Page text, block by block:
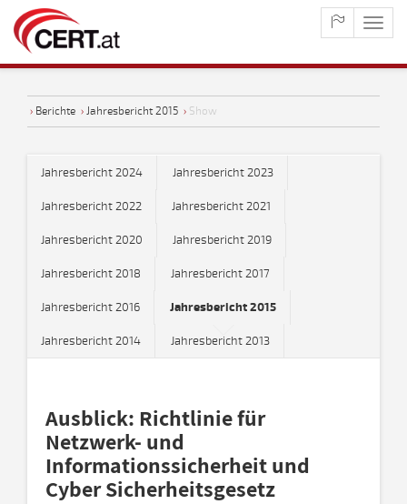
› Berichte › Jahresbericht 2015 › Show
Jahresbericht 2024 Jahresbericht 2023
Jahresbericht 2022 Jahresbericht 2021
Jahresbericht 2020 Jahresbericht 2019
Jahresbericht 2018 Jahresbericht 2017
Jahresbericht 2016 Jahresbericht 2015
Jahresbericht 2014 Jahresbericht 2013
Ausblick: Richtlinie für
Netzwerk- und
Informationssicherheit und
Cyber Sicherheitsgesetz